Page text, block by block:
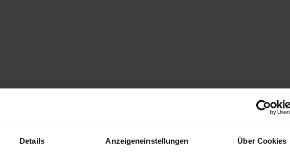
Details Anzeigeneinstellungen Über Cookies